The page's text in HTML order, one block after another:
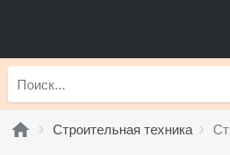
Строительная техника